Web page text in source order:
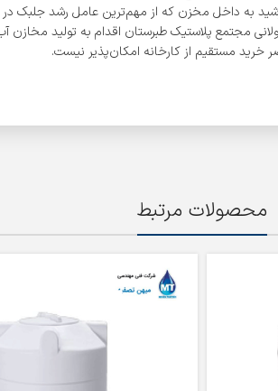
به داخل مخزن که از مهم‌ترین عامل رشد جلبک
مجتمع پلاستیک طبرستان اقدام به تولید
مستقیم از کارخانه امکان‌پذیر نیست.
محصولات مرتبط